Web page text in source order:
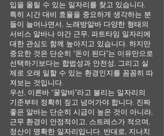
입을 올릴 수 있는 일자리를 찾고 있습니다.
특히 시간 대비 효율을 중요하게 생각하는 분
들이 늘어나면서, 노래방알바 다양한 형태의
서비스 알바나 야간 근무, 파트타임 일자리에
대한 관심도 함께 높아지고 있습니다. 하지만
중요한 것은 단순히 “돈이 된다”는 이유만으로
선택하기보다는 합법성과 안전성, 그리고 실
제로 오래 일할 수 있는 환경인지를 꼼꼼히 따
져보는 것입니다.
우선, 이른바 “꿀알바”라고 불리는 일자리의
기준부터 정확히 짚고 넘어가야 합니다. 진짜
좋은 알바는 단순히 시급이 높은 것이 아니라,
근무 환경이 안정적이고, 스트레스가 적으며,
정산이 명확한 일자리입니다. 반대로, 지나치